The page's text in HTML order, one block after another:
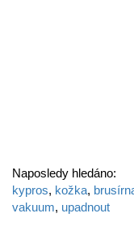
Naposledy hledáno:
kypros, kožka,
vakuum, upadnout